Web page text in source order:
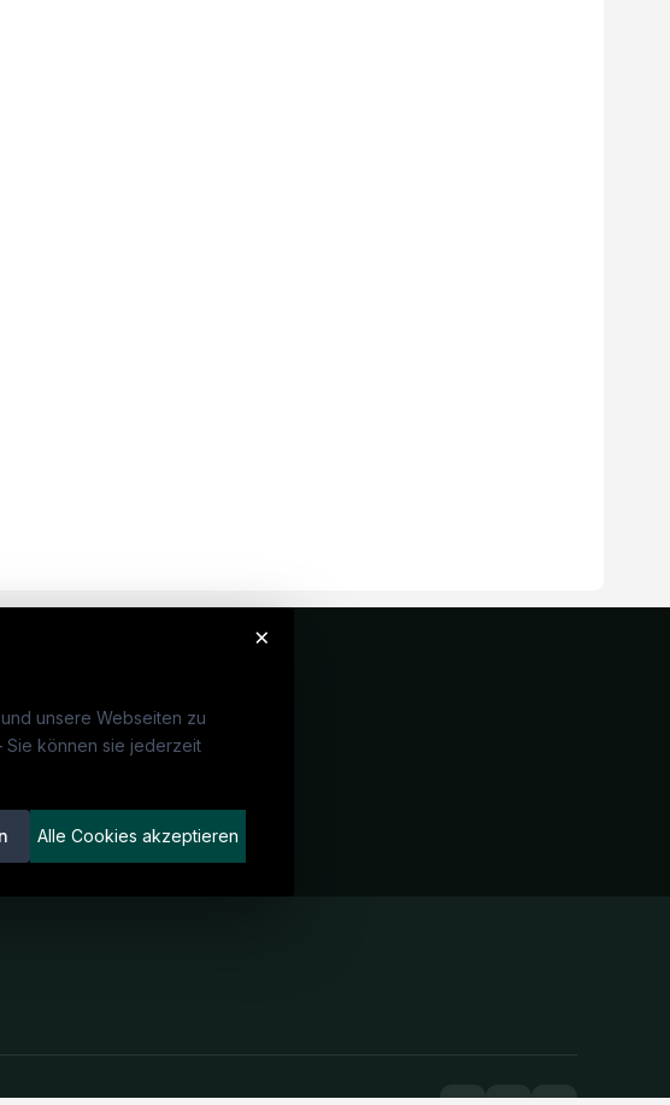
×
unsere Webseiten zu
Sie können sie jederzeit
Alle Cookies akzeptieren
Kandidaten finden